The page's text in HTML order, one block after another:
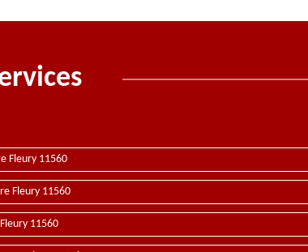
Fleury 11560
Fleury 11560
11560